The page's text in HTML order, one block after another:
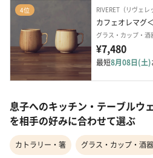
4位 RIVERET（リヴェレ
カフェオレマグ
グラス・カップ・酒
¥7,480
最短8月08日(土)
息子へのキッチン・テーブルウ
を相手の好みに合わせて選ぶ
カトラリー・箸 グラス・カップ・酒器